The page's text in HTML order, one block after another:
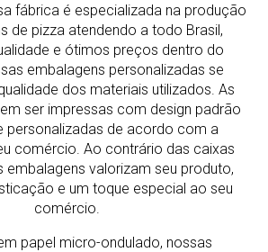
fábrica é especializada na produção
de pizza atendendo a todo Brasil,
e ótimos preços dentro do
embalagens personalizadas se
dos materiais utilizados. As
ser impressas com design padrão
personalizadas de acordo com a
comércio. Ao contrário das caixas
embalagens valorizam seu produto,
e um toque especial ao seu
comércio.
papel micro-ondulado, nossas